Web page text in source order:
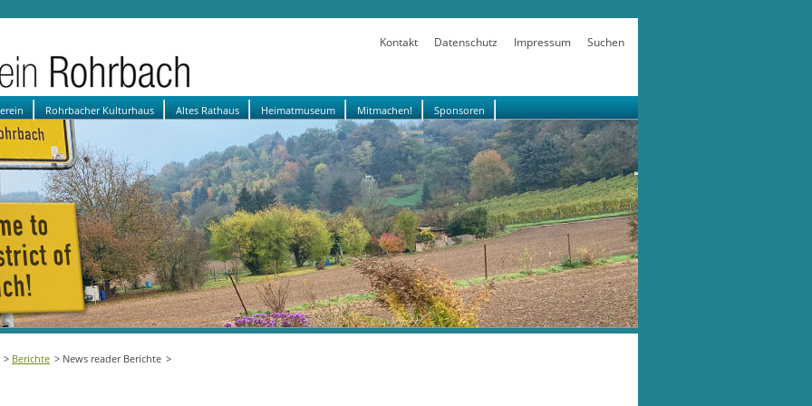
Kontakt Datenschutz Impressum Suchen
Rohrbacher Kulturhaus Altes Rathaus Heimatmuseum Mitmachen! Sponsoren
Berichte News reader Berichte